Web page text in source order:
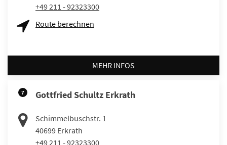
+49 211 - 92323300
Route berechnen
MEHR INFOS
7 Gottfried Schultz Erkrath
Schimmelbuschstr. 1
40699 Erkrath
+49 211 - 92323300